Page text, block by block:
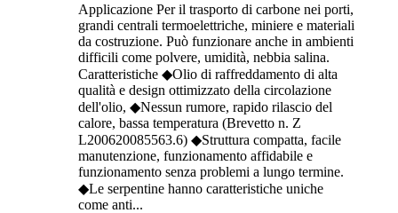
Applicazione Per il trasporto di carbone nei porti,
grandi centrali termoelettriche, miniere e materiali
da costruzione. Può funzionare anche in ambienti
difficili come polvere, umidità, nebbia salina.
Caratteristiche ◆Olio di raffreddamento di alta
qualità e design ottimizzato della circolazione
dell'olio, ◆Nessun rumore, rapido rilascio del
calore, bassa temperatura (Brevetto n. Z
L200620085563.6) ◆Struttura compatta, facile
manutenzione, funzionamento affidabile e
funzionamento senza problemi a lungo termine.
◆Le serpentine hanno caratteristiche uniche
come anti...